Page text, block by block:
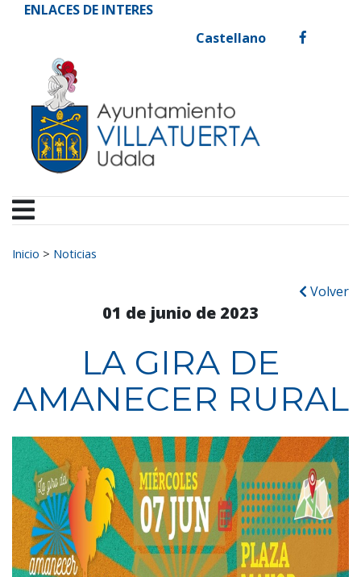
Ir al contenido
Ayuntamiento de
ENLACES DE INTERES
Castellano
facebook
Buscar:
Inicio > Noticias
Volver
01 de junio de 2023
LA GIRA DE
AMANECER RURAL